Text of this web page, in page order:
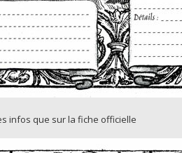
infos que sur la fiche officielle